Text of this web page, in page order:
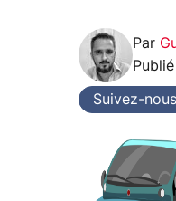
Par
Suivez-nous